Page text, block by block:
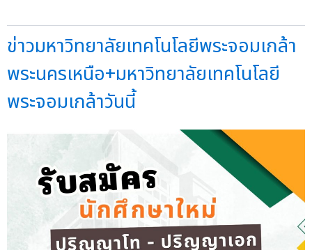
ข่าวมหาวิทยาลัยเทคโนโลยีพระจอมเกล้า
พระนครเหนือ+มหาวิทยาลัยเทคโนโลยี
พระจอมเกล้าวันนี้